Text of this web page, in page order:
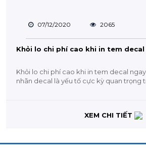
07/12/2020 2065
Khỏi lo chi phí cao khi in tem
Khỏi lo chi phí cao khi in tem decal
nhãn decal là yếu tố cực kỳ quan trọng
XEM CHI TIẾT